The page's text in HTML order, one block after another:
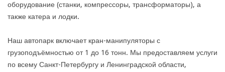
оборудование (станки, компрессоры, трансформаторы), а
также катера и лодки.
Наш автопарк включает кран-манипуляторы с
грузоподъёмностью от 1 до 16 тонн. Мы предоставляем услуги
по всему Санкт-Петербургу и Ленинградской области,